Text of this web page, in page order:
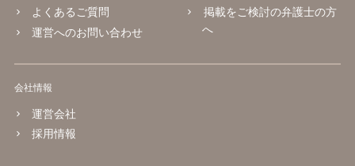
よくあるご質問
運営へのお問い合わせ
掲載をご検討の弁護士の方
へ
会社情報
運営会社
採用情報